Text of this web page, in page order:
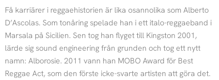
Få karriärer i reggaehistorien är lika osannolika som Alberto
D’Ascolas. Som tonåring spelade han i ett italo-reggaeband i
Marsala på Sicilien. Sen tog han flyget till Kingston 2001,
lärde sig sound engineering från grunden och tog ett nytt
namn: Alborosie. 2011 vann han MOBO Award för Best
Reggae Act, som den förste icke-svarte artisten att göra det.